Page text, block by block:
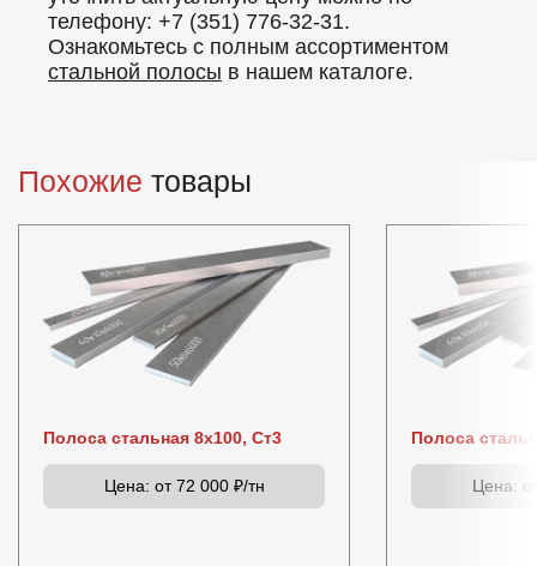
телефону: +7 (351) 776-32-31.
Ознакомьтесь с полным ассортиментом
стальной полосы в нашем каталоге.
Похожие товары
Полоса стальная 8х100, Ст3
Цена: от 72 000 ₽/тн
Полоса
Цена: